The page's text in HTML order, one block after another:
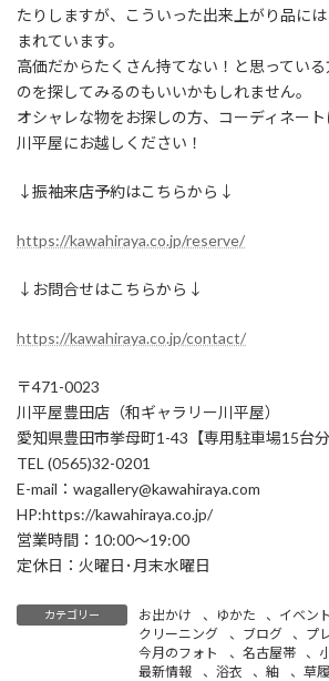
たりしますが、こういった出来上がり品に
まれています。
高価だからたくさん持てない！と思ってい
のを探してみるのもいいかもしれません。
オシャレな物をお探しの方、コーディネー
川平屋にお越しください！
↓振袖来店予約はこちらから↓
https://kawahiraya.co.jp/reserve/
↓お問合せはこちらから↓
https://kawahiraya.co.jp/contact/
〒471-0023
川平屋豊田店（和ギャラリー川平屋）
愛知県豊田市挙母町1-43【専用駐車場15台分
TEL (0565)32-0201
E-mail：wagallery@kawahiraya.com
HP:https://kawahiraya.co.jp/
営業時間：10:00～19:00
定休日：火曜日･月末水曜日
カテゴリー お出かけ 、 ゆかた 、 イベント
クリーニング
、 ブログ 、 プ
今月のフォト
、 名古屋帯 、
最新情報
、 浴衣 、紬 、 草履